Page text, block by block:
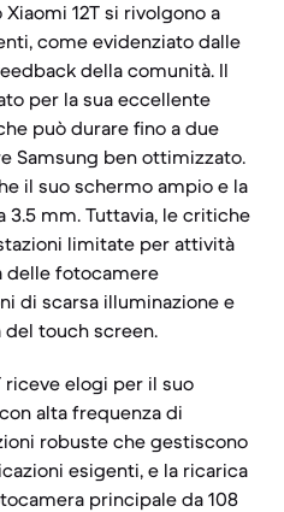
Xiaomi 12T si rivolgono a
come evidenziato dalle
della comunità. Il
per la sua eccellente
può durare fino a due
Samsung ben ottimizzato.
il suo schermo ampio e la
3.5 mm. Tuttavia, le critiche
limitate per attività
delle fotocamere
di scarsa illuminazione e
del touch screen.
riceve elogi per il suo
alta frequenza di
robuste che gestiscono
esigenti, e la ricarica
principale da 108